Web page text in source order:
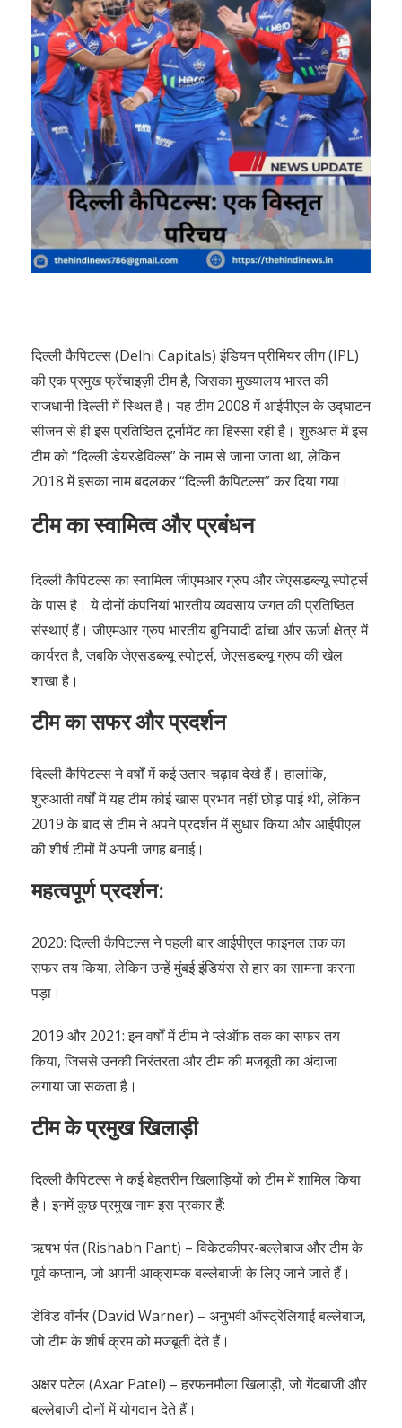
दिल्ली कैपिटल्स (Delhi Capitals) इंडियन प्रीमियर लीग (IPL)
की एक प्रमुख फ्रेंचाइज़ी टीम है, जिसका मुख्यालय भारत की
राजधानी दिल्ली में स्थित है। यह टीम 2008 में आईपीएल के उद्घाटन
सीजन से ही इस प्रतिष्ठित टूर्नामेंट का हिस्सा रही है। शुरुआत में इस
टीम को “दिल्ली डेयरडेविल्स” के नाम से जाना जाता था, लेकिन
2018 में इसका नाम बदलकर “दिल्ली कैपिटल्स” कर दिया गया।
टीम का स्वामित्व और प्रबंधन
दिल्ली कैपिटल्स का स्वामित्व जीएमआर ग्रुप और जेएसडब्ल्यू स्पोर्ट्स
के पास है। ये दोनों कंपनियां भारतीय व्यवसाय जगत की प्रतिष्ठित
संस्थाएं हैं। जीएमआर ग्रुप भारतीय बुनियादी ढांचा और ऊर्जा क्षेत्र में
कार्यरत है, जबकि जेएसडब्ल्यू स्पोर्ट्स, जेएसडब्ल्यू ग्रुप की खेल
शाखा है।
टीम का सफर और प्रदर्शन
दिल्ली कैपिटल्स ने वर्षों में कई उतार-चढ़ाव देखे हैं। हालांकि,
शुरुआती वर्षों में यह टीम कोई खास प्रभाव नहीं छोड़ पाई थी, लेकिन
2019 के बाद से टीम ने अपने प्रदर्शन में सुधार किया और आईपीएल
की शीर्ष टीमों में अपनी जगह बनाई।
महत्वपूर्ण प्रदर्शन:
2020: दिल्ली कैपिटल्स ने पहली बार आईपीएल फाइनल तक का
सफर तय किया, लेकिन उन्हें मुंबई इंडियंस से हार का सामना करना
पड़ा।
2019 और 2021: इन वर्षों में टीम ने प्लेऑफ तक का सफर तय
किया, जिससे उनकी निरंतरता और टीम की मजबूती का अंदाजा
लगाया जा सकता है।
टीम के प्रमुख खिलाड़ी
दिल्ली कैपिटल्स ने कई बेहतरीन खिलाड़ियों को टीम में शामिल किया
है। इनमें कुछ प्रमुख नाम इस प्रकार हैं:
ऋषभ पंत (Rishabh Pant) – विकेटकीपर-बल्लेबाज और टीम के
पूर्व कप्तान, जो अपनी आक्रामक बल्लेबाजी के लिए जाने जाते हैं।
डेविड वॉर्नर (David Warner) – अनुभवी ऑस्ट्रेलियाई बल्लेबाज,
जो टीम के शीर्ष क्रम को मजबूती देते हैं।
अक्षर पटेल (Axar Patel) – हरफनमौला खिलाड़ी, जो गेंदबाजी और
बल्लेबाजी दोनों में योगदान देते हैं।